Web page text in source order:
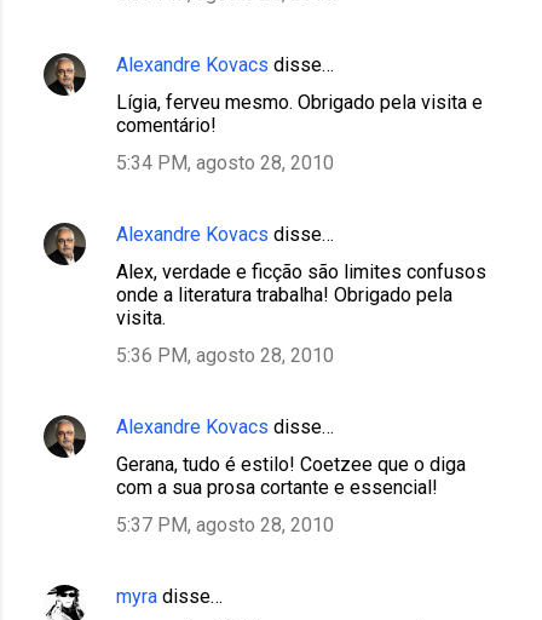
Alexandre Kovacs disse…
Lígia, ferveu mesmo. Obrigado pela visita e
comentário!
5:34 PM, agosto 28, 2010
Alexandre Kovacs disse…
Alex, verdade e ficção são limites confusos
onde a literatura trabalha! Obrigado pela
visita.
5:36 PM, agosto 28, 2010
Alexandre Kovacs disse…
Gerana, tudo é estilo! Coetzee que o diga
com a sua prosa cortante e essencial!
5:37 PM, agosto 28, 2010
myra disse…